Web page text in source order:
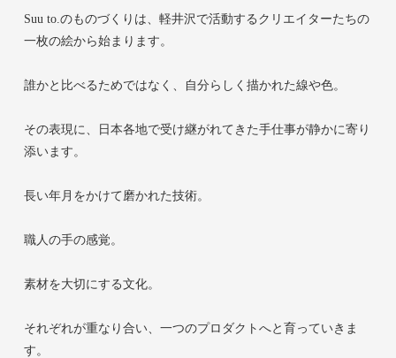
Suu to.のものづくりは、軽井沢で活動するクリエイターたちの
一枚の絵から始まります。
誰かと比べるためではなく、自分らしく描かれた線や色。
その表現に、日本各地で受け継がれてきた手仕事が静かに寄り
添います。
長い年月をかけて磨かれた技術。
職人の手の感覚。
素材を大切にする文化。
それぞれが重なり合い、一つのプロダクトへと育っていきま
す。